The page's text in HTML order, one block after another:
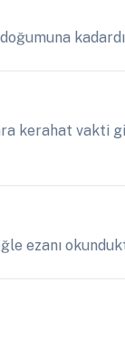
kerahat vakti
ezanı